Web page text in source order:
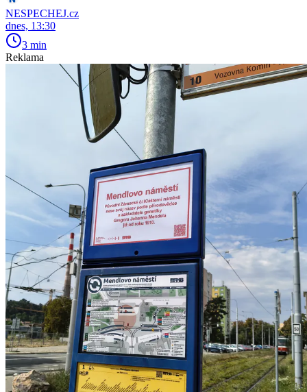
NESPECHEJ.cz
dnes, 13:30
3 min
Reklama